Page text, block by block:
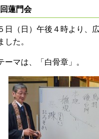
蓮門会
日（日）午後４時より、
した。
ーマは、「白骨章」。